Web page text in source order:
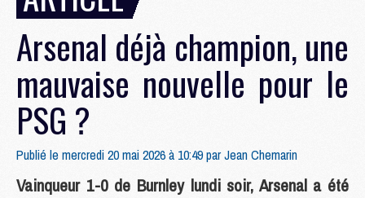
Arsenal déjà champion, une
mauvaise nouvelle pour le
PSG ?
Publié le mercredi 20 mai 2026 à 10:49 parJean Chemarin
Vainqueur 1-0 de Burnley lundi soir, Arsenal a été